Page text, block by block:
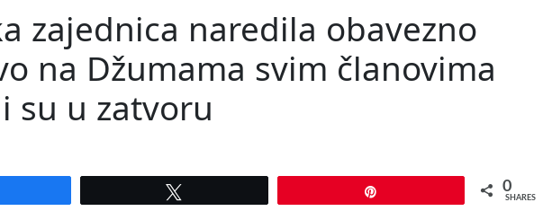
zajednica naredila obavezno
na Džumama svim članovima
su u zatvoru
0
SHARES